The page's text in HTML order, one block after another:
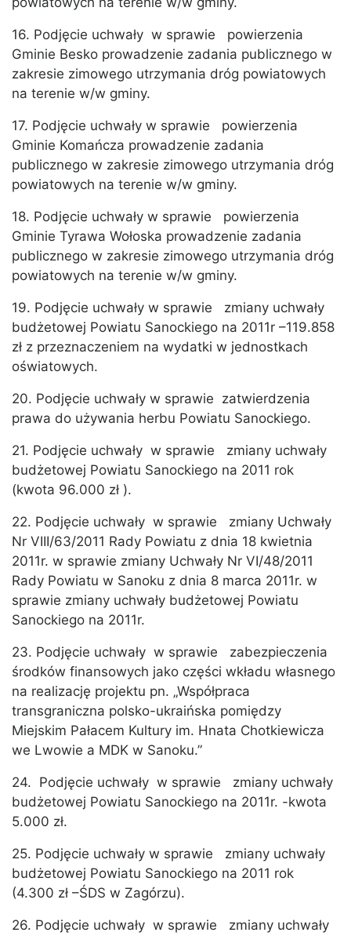
16. Podjęcie uchwały w sprawie powierzenia
Gminie Besko prowadzenie zadania publicznego w
zakresie zimowego utrzymania dróg powiatowych
na terenie w/w gminy.
17. Podjęcie uchwały w sprawie powierzenia
Gminie Komańcza prowadzenie zadania
publicznego w zakresie zimowego utrzymania dróg
powiatowych na terenie w/w gminy.
18. Podjęcie uchwały w sprawie powierzenia
Gminie Tyrawa Wołoska prowadzenie zadania
publicznego w zakresie zimowego utrzymania dróg
powiatowych na terenie w/w gminy.
19. Podjęcie uchwały w sprawie zmiany uchwały
budżetowej Powiatu Sanockiego na 2011r –119.858
zł z przeznaczeniem na wydatki w jednostkach
oświatowych.
20. Podjęcie uchwały w sprawie zatwierdzenia
prawa do używania herbu Powiatu Sanockiego.
21. Podjęcie uchwały w sprawie zmiany uchwały
budżetowej Powiatu Sanockiego na 2011 rok
(kwota 96.000 zł ).
22. Podjęcie uchwały w sprawie zmiany Uchwały
Nr VIII/63/2011 Rady Powiatu z dnia 18 kwietnia
2011r. w sprawie zmiany Uchwały Nr VI/48/2011
Rady Powiatu w Sanoku z dnia 8 marca 2011r. w
sprawie zmiany uchwały budżetowej Powiatu
Sanockiego na 2011r.
23. Podjęcie uchwały w sprawie zabezpieczenia
środków finansowych jako części wkładu własnego
na realizację projektu pn. „Współpraca
transgraniczna polsko-ukraińska pomiędzy
Miejskim Pałacem Kultury im. Hnata Chotkiewicza
we Lwowie a MDK w Sanoku.”
24. Podjęcie uchwały w sprawie zmiany uchwały
budżetowej Powiatu Sanockiego na 2011r. -kwota
5.000 zł.
25. Podjęcie uchwały w sprawie zmiany uchwały
budżetowej Powiatu Sanockiego na 2011 rok
(4.300 zł –ŚDS w Zagórzu).
26. Podjęcie uchwały w sprawie zmiany uchwały